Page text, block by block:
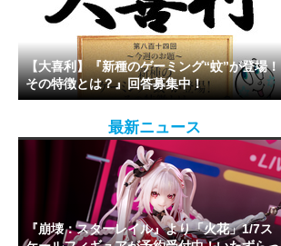
【大喜利】『新種のゲーミング“蚊”が登場！
その特徴とは？』回答募集中！
最新ニュース
『崩壊：スターレイル』より「火花」1/7ス